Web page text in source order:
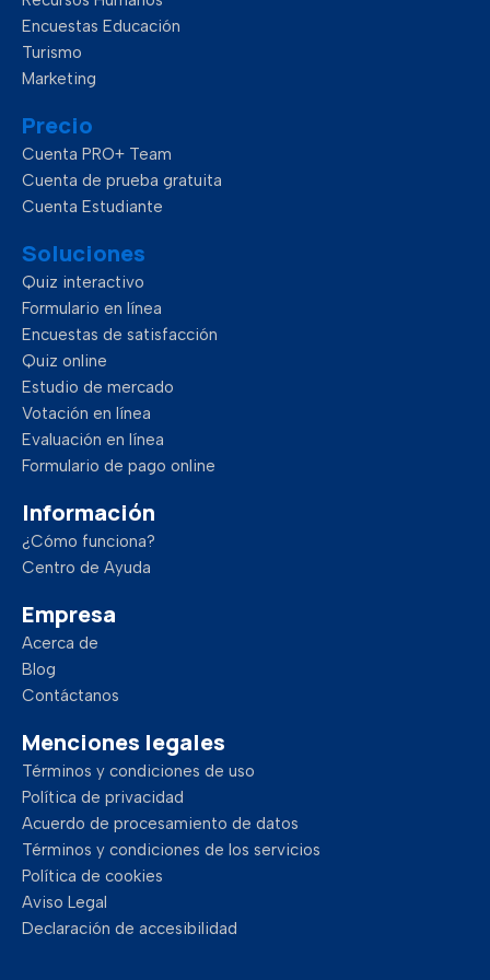
o
k
i
r
Encuestas Educación
Turismo
Marketing
Precio
Cuenta PRO+ Team
Cuenta de prueba gratuita
Cuenta Estudiante
Soluciones
Quiz interactivo
Formulario en línea
Encuestas de satisfacción
Quiz online
Estudio de mercado
Votación en línea
Evaluación en línea
Formulario de pago online
Información
¿Cómo funciona?
Centro de Ayuda
Empresa
Acerca de
Blog
Contáctanos
Menciones legales
Términos y condiciones de uso
Política de privacidad
Acuerdo de procesamiento de datos
Términos y condiciones de los servicios
Política de cookies
Aviso Legal
Declaración de accesibilidad